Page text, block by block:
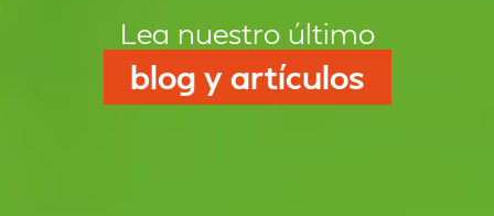
Lea nuestro último
blog y artículos